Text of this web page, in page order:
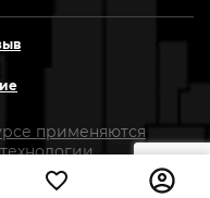
применяются
предоставления
систематизации и